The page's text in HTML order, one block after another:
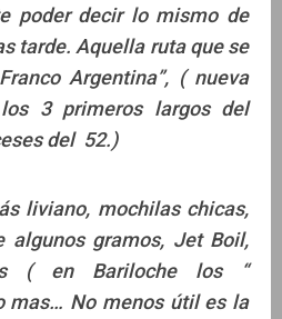
poder decir lo mismo de
tarde. Aquella ruta que se
Argentina”, ( nueva
3 primeros largos del
del 52.)
liviano, mochilas chicas,
algunos gramos, Jet Boil,
( en Bariloche los “
mas… No menos útil es la